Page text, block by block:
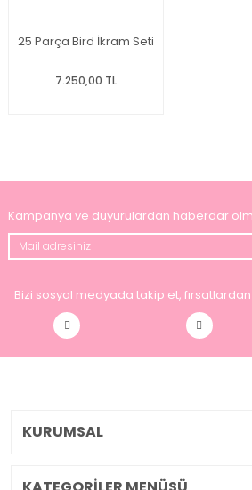
25 Parça Bird İkram Seti
7.250,00 TL
Kampanya ve duyurulardan haberdar
Bizi sosyal medyada takip et,
KURUMSAL